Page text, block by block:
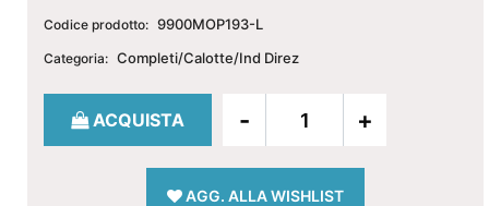
Codice prodotto: 9900MOP193-L
Categoria: Completi/Calotte/Ind Direz
Quantità
ACQUISTA
AGG. ALLA WISHLIST